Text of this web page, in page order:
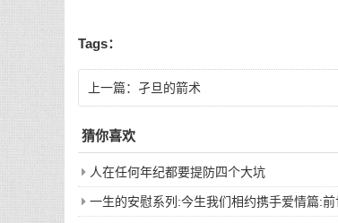
Tags：
上一篇： 孑旦的箭术
猜你喜欢
人在任何年纪都要提防四个大坑
一生的安慰系列:今生我们相约携手爱情篇: